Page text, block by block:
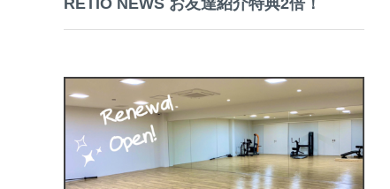
RETIO NEWS お友達紹介特典2倍！